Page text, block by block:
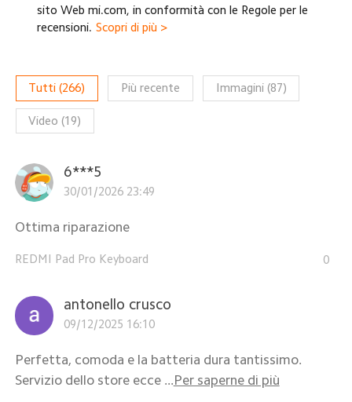
sito Web mi.com, in conformità con le Regole per le
recensioni. Scopri di più >
Tutti (266) Più recente Immagini(87)
Video (19)
6***5
30/01/2026 23:49
Ottima riparazione
REDMI Pad Pro Keyboard 0
antonello crusco
09/12/2025 16:10
Perfetta, comoda e la batteria dura tantissimo.
Servizio dello store ecce ... Per saperne di più